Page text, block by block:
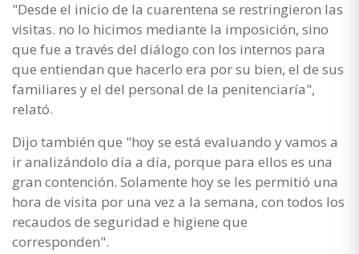
"Desde el inicio de la cuarentena se restringieron las
visitas. no lo hicimos mediante la imposición, sino
que fue a través del diálogo con los internos para
que entiendan que hacerlo era por su bien, el de sus
familiares y el del personal de la penitenciaría",
relató.
Dijo también que "hoy se está evaluando y vamos a
ir analizándolo día a día, porque para ellos es una
gran contención. Solamente hoy se les permitió una
hora de visita por una vez a la semana, con todos los
recaudos de seguridad e higiene que
corresponden".